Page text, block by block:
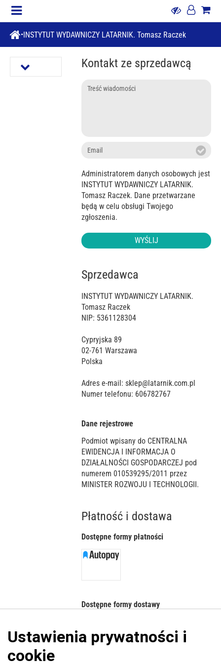
INSTYTUT WYDAWNICZY LATARNIK. Tomasz Raczek
Kontakt ze sprzedawcą
Treść
Email
Administratorem danych osobowych jest
INSTYTUT WYDAWNICZY LATARNIK.
Tomasz Raczek. Dane przetwarzane
będą w celu obsługi Twojego
zgłoszenia.
WYŚLIJ
Sprzedawca
INSTYTUT WYDAWNICZY LATARNIK.
Tomasz Raczek
NIP: 5361128304
Cypryjska 89
02-761 Warszawa
Polska
Adres e-mail: sklep@latarnik.com.pl
Numer telefonu: 606782767
Dane rejestrowe
Podmiot wpisany do CENTRALNA
EWIDENCJA I INFORMACJA O
DZIAŁALNOŚCI GOSPODARCZEJ pod
numerem 010539295/2011 przez
MINISTER ROZWOJU I TECHNOLOGII.
Płatność i dostawa
Dostępne formy płatności
Dostępne formy dostawy